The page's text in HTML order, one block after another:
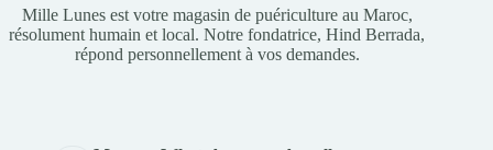
Mille Lunes est votre magasin de puériculture au Maroc,
résolument humain et local. Notre fondatrice, Hind Berrada,
répond personnellement à vos demandes.